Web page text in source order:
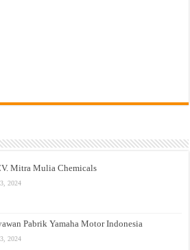
Mitra Mulia Chemicals
2024
Pabrik Yamaha Motor Indonesia
2024